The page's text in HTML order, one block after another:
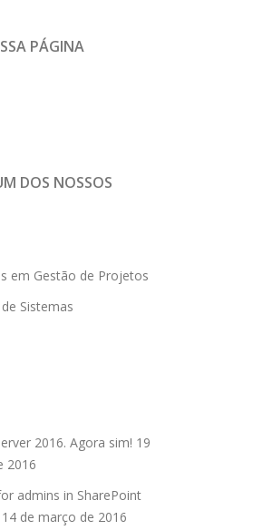
PÁGINA
DOS NOSSOS
em Gestão de Projetos
Sistemas
2016. Agora sim! 19
2016
admins in SharePoint
14 de março de 2016